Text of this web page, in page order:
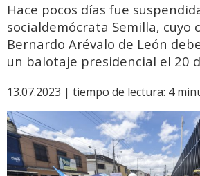
Hace pocos días fue
socialdemócrata Semilla, cuyo
Bernardo Arévalo de León
un balotaje presidencial el 20
13.07.2023 | tiempo de lectura: 4